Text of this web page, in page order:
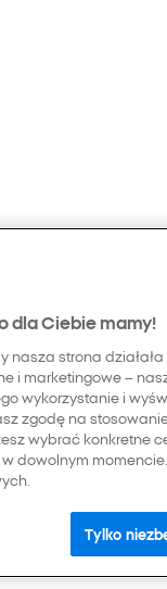
dla Ciebie mamy!
strona
i marketingowe –
wykorzystanie i
zgodę na
wybrać konkretne
dowolnym
Tylko